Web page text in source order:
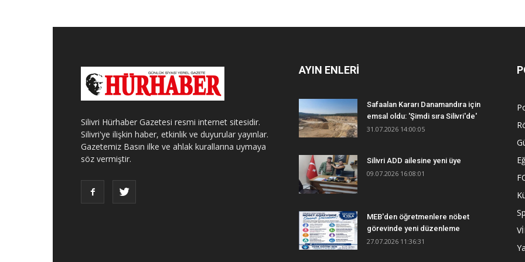
Silivri Hürhaber Gazetesi resmi internet sitesidir.
Silivri'ye ilişkin haber, etkinlik ve duyurular yayınlar.
Gazetemiz Basın ilke ve ahlak kurallarına uymaya
söz vermiştir.
AYIN ENLERİ
Safaalan Kararı Danamandıra için
emsal oldu: 'Şimdi sıra Silivri'de'
31.07.2026 14:00:05
Silivri ADD ailesine yeni üye
09.07.2026 16:08:01
MEB'den öğretmenlere nöbet
görevinde yeni düzenleme
27.07.2026 11:36:31